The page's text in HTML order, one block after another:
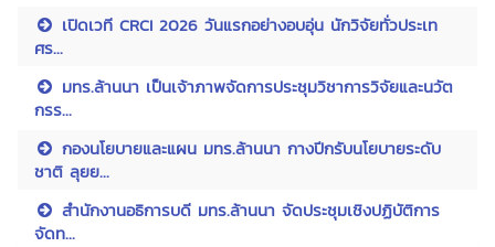
เปิดเวที CRCI 2026 วันแรกอย่างอบอุ่น นักวิจัยทั่วประเท
ศร...
มทร.ล้านนา เป็นเจ้าภาพจัดการประชุมวิชาการวิจัยและนวัต
กรร...
กองนโยบายและแผน มทร.ล้านนา กางปีกรับนโยบายระดับ
ชาติ ลุยย...
สำนักงานอธิการบดี มทร.ล้านนา จัดประชุมเชิงปฏิบัติการ
จัดท...